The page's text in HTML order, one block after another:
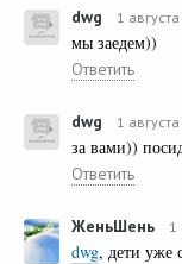
dwg 1
мы заедем))
Ответить
dwg 1
за вами))
Ответить
ЖеньШень 1
dwg, дети уже